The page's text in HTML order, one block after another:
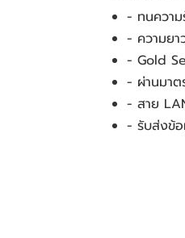
- ทนความ
- ความยา
- Gold
- ผ่านมาต
- สาย
- รับส่งข้อ